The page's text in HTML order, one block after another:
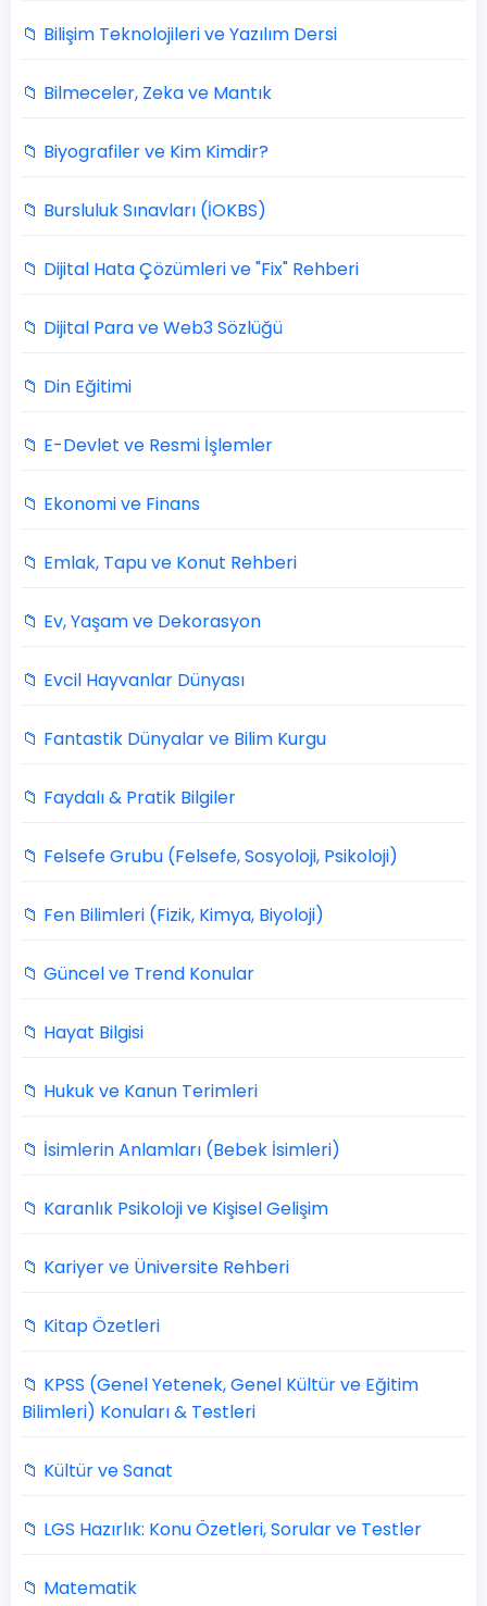
📁 Bilişim Teknolojileri ve Yazılım Dersi
📁 Bilmeceler, Zeka ve Mantık
📁 Biyografiler ve Kim Kimdir?
📁 Bursluluk Sınavları (İOKBS)
📁 Dijital Hata Çözümleri ve "Fix" Rehberi
📁 Dijital Para ve Web3 Sözlüğü
📁 Din Eğitimi
📁 E-Devlet ve Resmi İşlemler
📁 Ekonomi ve Finans
📁 Emlak, Tapu ve Konut Rehberi
📁 Ev, Yaşam ve Dekorasyon
📁 Evcil Hayvanlar Dünyası
📁 Fantastik Dünyalar ve Bilim Kurgu
📁 Faydalı & Pratik Bilgiler
📁 Felsefe Grubu (Felsefe, Sosyoloji, Psikoloji)
📁 Fen Bilimleri (Fizik, Kimya, Biyoloji)
📁 Güncel ve Trend Konular
📁 Hayat Bilgisi
📁 Hukuk ve Kanun Terimleri
📁 İsimlerin Anlamları (Bebek İsimleri)
📁 Karanlık Psikoloji ve Kişisel Gelişim
📁 Kariyer ve Üniversite Rehberi
📁 Kitap Özetleri
📁 KPSS (Genel Yetenek, Genel Kültür ve Eğitim
Bilimleri) Konuları & Testleri
📁 Kültür ve Sanat
📁 LGS Hazırlık: Konu Özetleri, Sorular ve Testler
📁 Matematik